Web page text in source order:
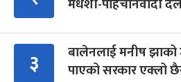
३
बालेनलाई मनीष
पाएको सरकार एक्लो